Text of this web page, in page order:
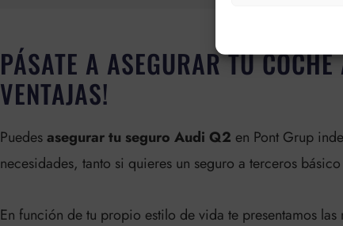
PÁSATE A ASEGURAR TU
VENTAJAS!
Puedesasegurar tu seguro Audi Q2 en Pont Grup
necesidades, tanto si quieres un seguro a terceros
En función de tu propio estilo de vida te presentamos